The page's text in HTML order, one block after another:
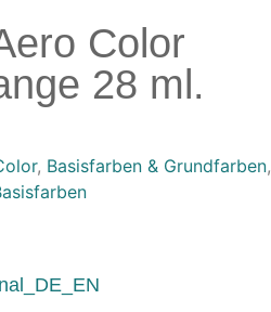
Color
28 ml.
, Basisfarben & Grundfarben,